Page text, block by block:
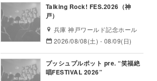
Talking Rock! FES.2026（神
戸）
兵庫 神戸ワールド記念ホール
2026/08/08(土) - 08/09(日)
プッシュプルポット pre. “笑福絶
唱FESTIVAL 2026”